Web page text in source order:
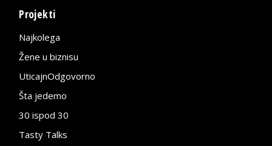
Projekti
Najkolega
Žene u biznisu
UticajnOdgovorno
Šta jedemo
30 ispod 30
Tasty Talks